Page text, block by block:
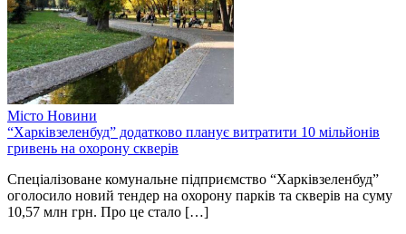
Місто Новини
“Харківзеленбуд” додатково планує витратити 10 мільйонів
гривень на охорону скверів
Спеціалізоване комунальне підприємство “Харківзеленбуд”
оголосило новий тендер на охорону парків та скверів на суму
10,57 млн грн. Про це стало […]